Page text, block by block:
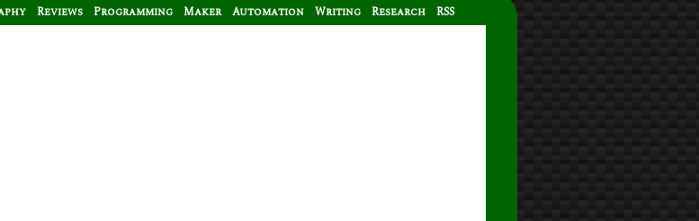
Reviews Programming Maker Automation Writing Research RSS